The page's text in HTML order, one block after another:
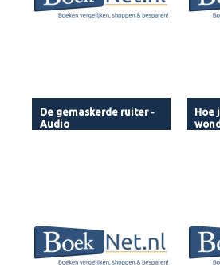
De gemaskerde ruiter -
Audio
Hoe